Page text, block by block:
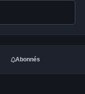
Abonnés